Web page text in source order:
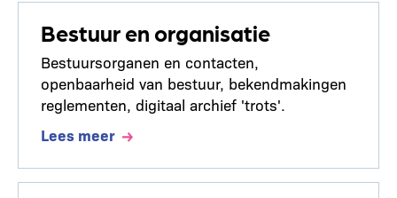
Bestuur en organisatie
Bestuursorganen en contacten,
openbaarheid van bestuur, bekendmakingen
reglementen, digitaal archief 'trots'.
Lees meer